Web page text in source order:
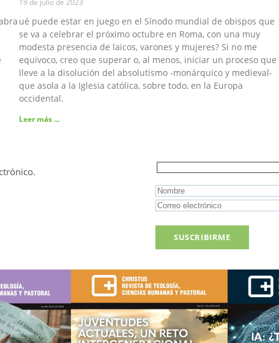
19 de julio de 2023
ué puede estar en juego en el Sínodo mundial de obispos que
se va a celebrar el próximo octubre en Roma, con una muy
modesta presencia de laicos, varones y mujeres? Si no me
equivoco, creo que superar o, al menos, iniciar un proceso que
lleve a la disolución del absolutismo -monárquico y medieval-
que asola a la Iglesia católica, sobre todo, en la Europa
occidental.
Leer más ...